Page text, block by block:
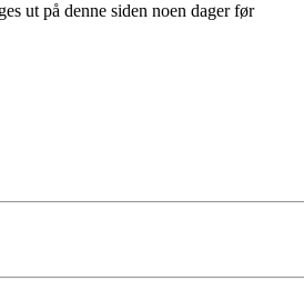
ut på denne siden noen dager før